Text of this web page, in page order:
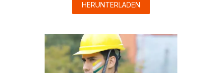
HERUNTERLADEN